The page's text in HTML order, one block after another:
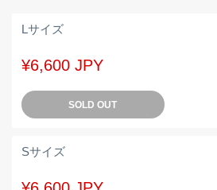
Lサイズ
¥6,600 JPY
SOLD OUT
Sサイズ